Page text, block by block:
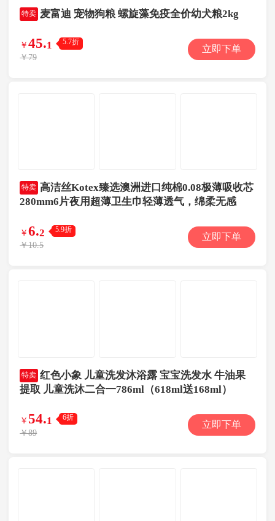
特卖 麦富迪 宠物狗粮 螺旋藻免疫全价幼犬粮2kg
￥45.1 5.7折
￥79
立即下单
特卖 高洁丝Kotex臻选澳洲进口纯棉0.08极薄吸收芯
280mm6片夜用超薄卫生巾轻薄透气，绵柔无感
￥6.2 5.9折
￥10.5
立即下单
特卖 红色小象 儿童洗发沐浴露 宝宝洗发水 牛油果
提取 儿童洗沐二合一786ml（618ml送168ml）
￥ 54.1 6折
￥89
立即下单